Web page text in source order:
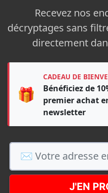
Recevez nos
décryptages sans
directement
🎁
CADEAU DE
Bénéficiez de
premier achat
newsletter
J'EN